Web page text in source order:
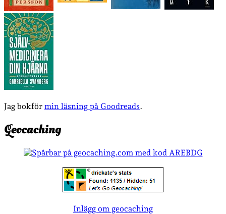
Jag bokför min läsning på Goodreads.
Geocaching
Inlägg om geocaching